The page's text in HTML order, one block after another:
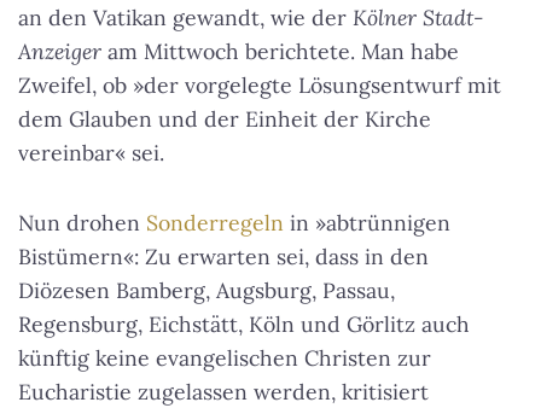
an den Vatikan gewandt, wie der Kölner Stadt-
Anzeiger am Mittwoch berichtete. Man habe
Zweifel, ob »der vorgelegte Lösungsentwurf mit
dem Glauben und der Einheit der Kirche
vereinbar« sei.
Nun drohen Sonderregeln in »abtrünnigen
Bistümern«: Zu erwarten sei, dass in den
Diözesen Bamberg, Augsburg, Passau,
Regensburg, Eichstätt, Köln und Görlitz auch
künftig keine evangelischen Christen zur
Eucharistie zugelassen werden, kritisiert